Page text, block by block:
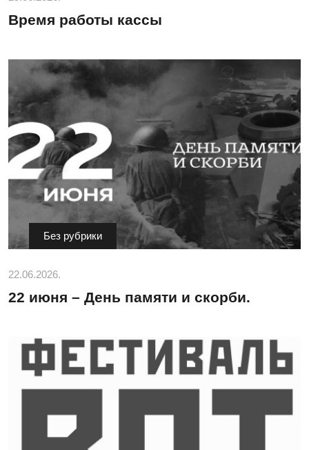
Время работы кассы
Без рубрики
22.06.2026.
22 июня – День памяти и скорби.